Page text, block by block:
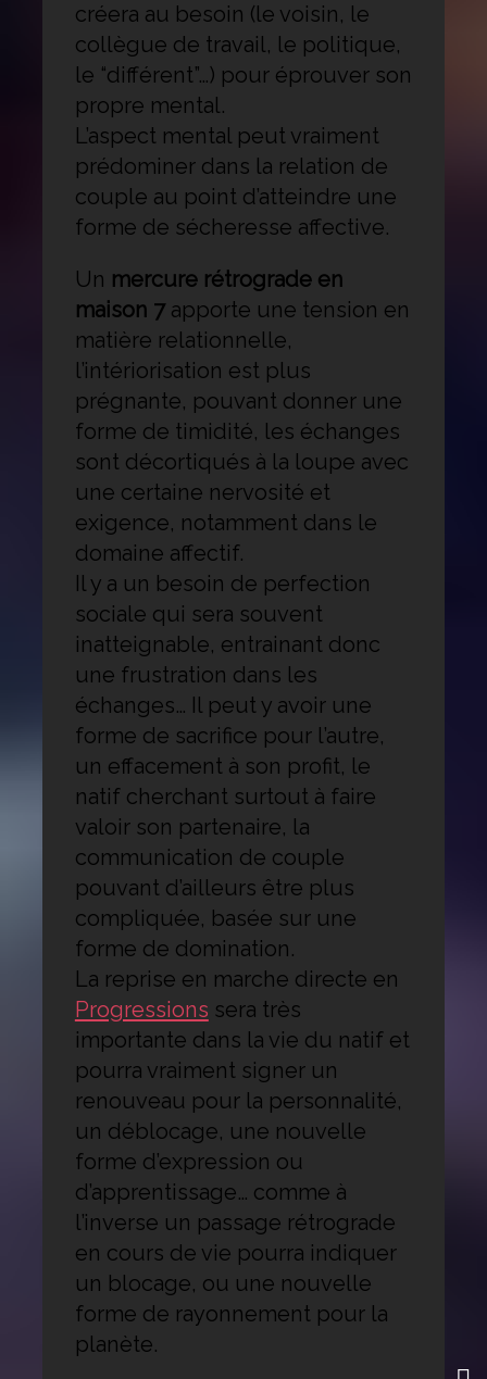
créera au besoin (le voisin, le
collègue de travail, le politique,
le “différent”…) pour éprouver son
propre mental.
L’aspect mental peut vraiment
prédominer dans la relation de
couple au point d’atteindre une
forme de sécheresse affective.
Un mercure rétrograde en
maison 7apporte une tension en
matière relationnelle,
l’intériorisation est plus
prégnante, pouvant donner une
forme de timidité, les échanges
sont décortiqués à la loupe avec
une certaine nervosité et
exigence, notamment dans le
domaine affectif.
Il y a un besoin de perfection
sociale qui sera souvent
inatteignable, entrainant donc
une frustration dans les
échanges… Il peut y avoir une
forme de sacrifice pour l’autre,
un effacement à son profit, le
natif cherchant surtout à faire
valoir son partenaire, la
communication de couple
pouvant d’ailleurs être plus
compliquée, basée sur une
forme de domination.
La reprise en marche directe en
Progressions sera très
importante dans la vie du natif et
pourra vraiment signer un
renouveau pour la personnalité,
un déblocage, une nouvelle
forme d’expression ou
d’apprentissage… comme à
l’inverse un passage rétrograde
en cours de vie pourra indiquer
un blocage, ou une nouvelle
forme de rayonnement pour la
planète.